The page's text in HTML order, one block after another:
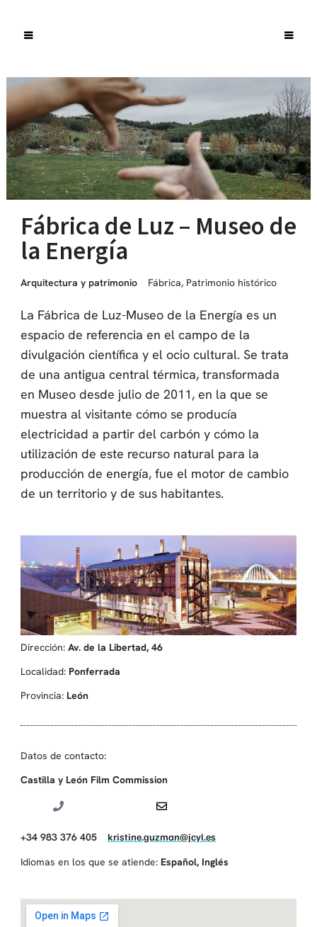
Fábrica de Luz – Museo de
la Energía
Arquitectura y patrimonio Fábrica, Patrimonio histórico
La Fábrica de Luz-Museo de la Energía es un
espacio de referencia en el campo de la
divulgación científica y el ocio cultural. Se trata
de una antigua central térmica, transformada
en Museo desde julio de 2011, en la que se
muestra al visitante cómo se producía
electricidad a partir del carbón y cómo la
utilización de este recurso natural para la
producción de energía, fue el motor de cambio
de un territorio y de sus habitantes.
Dirección: Av. de la Libertad, 46
Localidad: Ponferrada
Provincia: León
Datos de contacto:
Castilla y León Film Commission
+34 983 376 405 kristine.guzman@jcyl.es
Idiomas en los que se atiende: Español, Inglés